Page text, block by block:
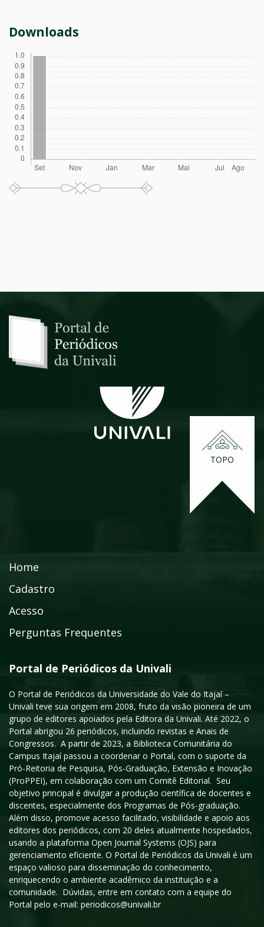
Downloads
TOPO
Home
Cadastro
Acesso
Perguntas Frequentes
Portal de Periódicos da Univali
O Portal de Periódicos da Universidade do Vale do Itajaí –
Univali teve sua origem em 2008, fruto da visão pioneira de um
grupo de editores apoiados pela Editora da Univali. Até 2022, o
Portal abrigou 26 periódicos, incluindo revistas e Anais de
Congressos. A partir de 2023, a Biblioteca Comunitária do
Campus Itajaí passou a coordenar o Portal, com o suporte da
Pró-Reitoria de Pesquisa, Pós-Graduação, Extensão e Inovação
(ProPPEI), em colaboração com um Comitê Editorial. Seu
objetivo principal é divulgar a produção científica de docentes e
discentes, especialmente dos Programas de Pós-graduação.
Além disso, promove acesso facilitado, visibilidade e apoio aos
editores dos periódicos, com 20 deles atualmente hospedados,
usando a plataforma Open Journal Systems (OJS) para
gerenciamento eficiente. O Portal de Periódicos da Univali é um
espaço valioso para disseminação do conhecimento,
enriquecendo o ambiente acadêmico da instituição e a
comunidade. Dúvidas, entre em contato com a equipe do
Portal pelo e-mail: periodicos@univali.br